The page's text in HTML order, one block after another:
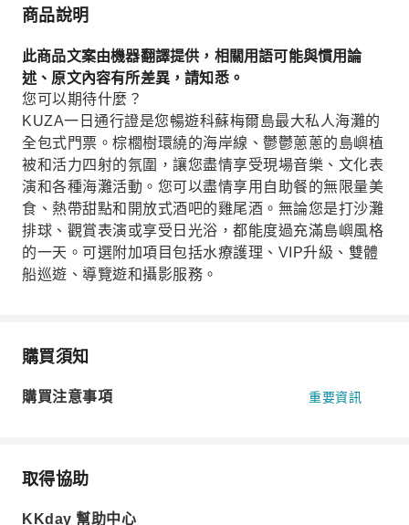
浴，都能度過充滿島嶼風格的一天。可選附加項目
攝影服務。
商品說明
此商品文案由機器翻譯提供，相關用語可能與慣用論
述、原文內容有所差異，請知悉。
您可以期待什麼？
KUZA一日通行證是您暢遊科蘇梅爾島最大私人海灘的
全包式門票。棕櫚樹環繞的海岸線、鬱鬱蔥蔥的島嶼植
被和活力四射的氛圍，讓您盡情享受現場音樂、文化表
演和各種海灘活動。您可以盡情享用自助餐的無限量美
食、熱帶甜點和開放式酒吧的雞尾酒。無論您是打沙灘
排球、觀賞表演或享受日光浴，都能度過充滿島嶼風格
的一天。可選附加項目包括水療護理、VIP升級、雙體
船巡遊、導覽遊和攝影服務。
購買須知
購買注意事項 重要資訊
取得協助
KKday 幫助中心